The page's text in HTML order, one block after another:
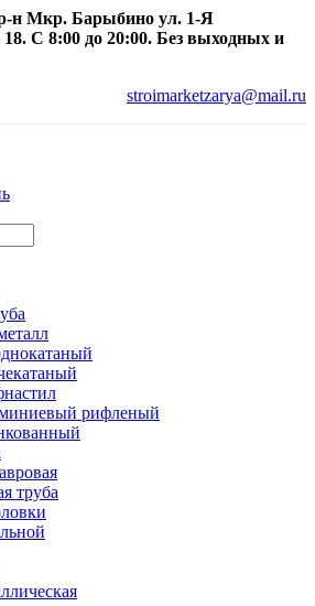
н Мкр. Барыбино ул. 1-Я
С 8:00 до 20:00. Без выходных и
stroimarketzarya@mail.ru
рифленый
труба